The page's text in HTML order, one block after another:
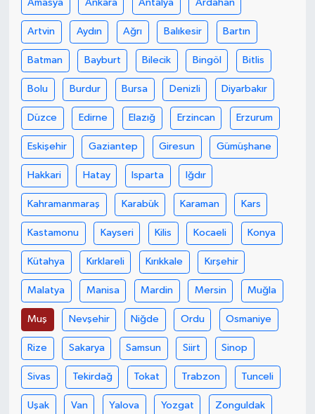
Amasya Ankara Antalya Ardahan
Artvin Aydın Ağrı Balıkesir Bartın
Batman Bayburt Bilecik Bingöl Bitlis
Bolu Burdur Bursa Denizli Diyarbakır
Düzce Edirne Elazığ Erzincan Erzurum
Eskişehir Gaziantep Giresun Gümüşhane
Hakkari Hatay Isparta Iğdır
Kahramanmaraş Karabük Karaman Kars
Kastamonu Kayseri Kilis Kocaeli Konya
Kütahya Kırklareli Kırıkkale Kırşehir
Malatya Manisa Mardin Mersin Muğla
Muş Nevşehir Niğde Ordu Osmaniye
Rize Sakarya Samsun Siirt Sinop
Sivas Tekirdağ Tokat Trabzon Tunceli
Uşak Van Yalova Yozgat Zonguldak